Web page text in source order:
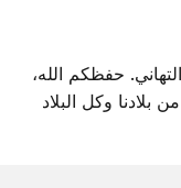
دفعة 1-09، أطيب التهاني. حفظكم الله،
بلادنا وكل البلاد